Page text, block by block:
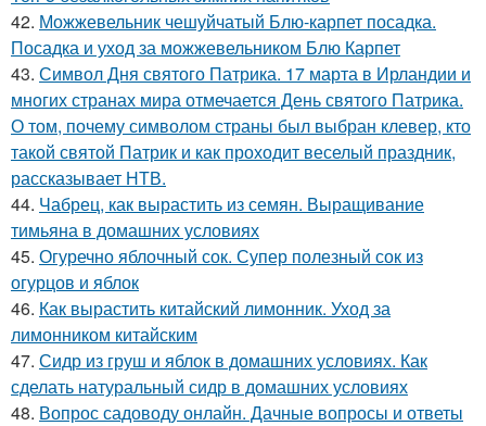
42. Можжевельник чешуйчатый Блю-карпет посадка.
Посадка и уход за можжевельником Блю Карпет
43. Символ Дня святого Патрика. 17 марта в Ирландии и
многих странах мира отмечается День святого Патрика.
О том, почему символом страны был выбран клевер, кто
такой святой Патрик и как проходит веселый праздник,
рассказывает НТВ.
44. Чабрец, как вырастить из семян. Выращивание
тимьяна в домашних условиях
45. Огуречно яблочный сок. Супер полезный сок из
огурцов и яблок
46. Как вырастить китайский лимонник. Уход за
лимонником китайским
47. Сидр из груш и яблок в домашних условиях. Как
сделать натуральный сидр в домашних условиях
48. Вопрос садоводу онлайн. Дачные вопросы и ответы